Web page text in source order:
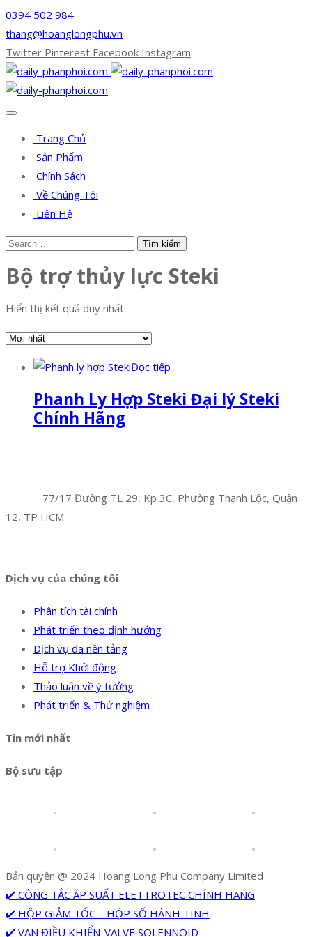
0394 502 984
thang@hoanglongphu.vn
Twitter Pinterest Facebook Instagram
Trang Chủ
Sản Phẩm
Chính Sách
Về Chúng Tôi
Liên Hệ
Bộ trợ thủy lực Steki
Hiển thị kết quả duy nhất
Đọc tiếp
Phanh Ly Hợp Steki Đại lý Steki
Chính Hãng
77/17 Đường TL 29, Kp 3C, Phường Thạnh Lộc, Quận
12, TP HCM
Dịch vụ của chúng tôi
Phân tích tài chính
Phát triển theo định hướng
Dịch vụ đa nền tảng
Hỗ trợ Khởi động
Thảo luận về ý tưởng
Phát triển & Thử nghiệm
Tin mới nhất
Bộ sưu tập
Bản quyền @ 2024 Hoang Long Phu Company Limited
✔️ CÔNG TẮC ÁP SUẤT ELETTROTEC CHÍNH HÃNG
✔️ HỘP GIẢM TỐC – HỘP SỐ HÀNH TINH
✔️ VAN ĐIỀU KHIỂN-VALVE SOLENNOID